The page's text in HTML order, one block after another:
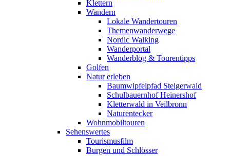
Klettern
Wandern
Lokale Wandertouren
Themenwanderwege
Nordic Walking
Wanderportal
Wanderblog & Tourentipps
Golfen
Natur erleben
Baumwipfelpfad Steigerwald
Schulbauernhof Heinershof
Kletterwald in Veilbronn
Naturentecker
Wohnmobiltouren
Sehenswertes
Tourismusfilm
Burgen und Schlösser